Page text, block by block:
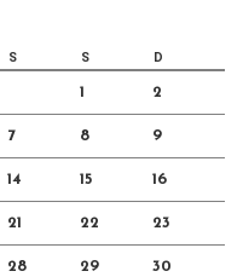
S S D
1 2
7 8 9
14 15 16
21 22 23
28 29 30